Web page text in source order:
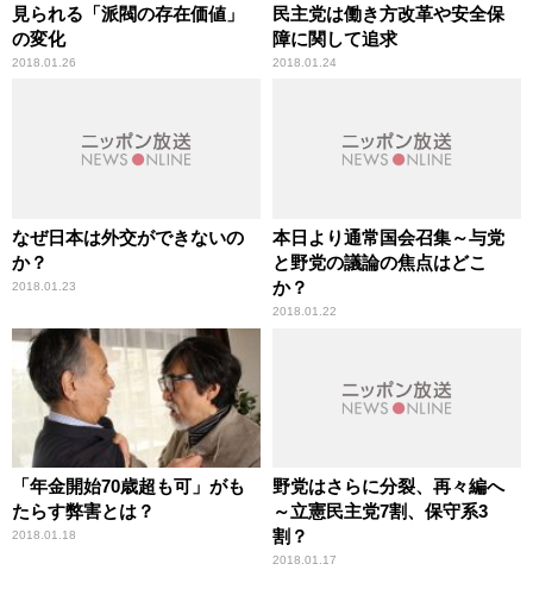
見られる「派閥の存在価値」
の変化
2018.01.26
民主党は働き方改革や安全保
障に関して追求
2018.01.24
なぜ日本は外交ができないの
か？
2018.01.23
本日より通常国会召集～与党
と野党の議論の焦点はどこ
か？
2018.01.22
「年金開始70歳超も可」がも
たらす弊害とは？
2018.01.18
野党はさらに分裂、再々編へ
～立憲民主党7割、保守系3
割？
2018.01.17